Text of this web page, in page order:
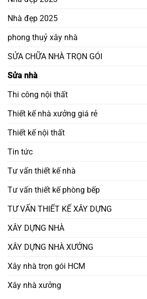
Nhà đẹp 2025
phong thuỷ xây nhà
SỬA CHỮA NHÀ TRỌN GÓI
Sửa nhà
Thi công nội thất
Thiết kế nhà xưởng giá rẻ
Thiết kế nội thất
Tin tức
Tư vấn thiết kế nhà
Tư vấn thiết kế phòng bếp
TƯ VẤN THIẾT KẾ XÂY DỰNG
XÂY DỰNG NHÀ
XÂY DỰNG NHÀ XƯỞNG
Xây nhà trọn gói HCM
Xây nhà xưởng